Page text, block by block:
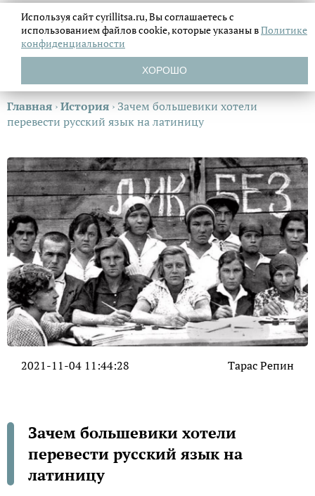
Главная ›История › Зачем большевики хотели
перевести русский язык на латиницу
2021-11-04 11:44:28 Тарас Репин
Зачем большевики хотели
перевести русский язык на
латиницу
Используя сайт cyrillitsa.ru, Вы соглашаетесь с
использованием файловcookie, которые указаны вПолитике
конфиденциальности
ХОРОШО